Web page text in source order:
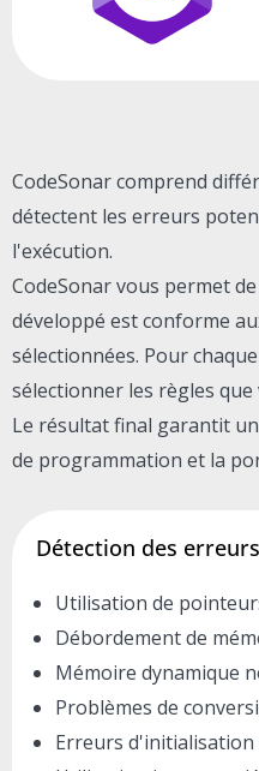
CodeSonar comprend
détectent les erreurs
l'exécution.
CodeSonar vous permet
développé est conforme
sélectionnées. Pour
sélectionner les règles
Le résultat final garantit
de programmation et la
Détection des
Utilisation de
Débordement de
Mémoire dynamique
Problèmes de
Erreurs d'initialisation